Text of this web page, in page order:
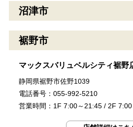
沼津市
裾野市
マックスバリュベルシティ裾野
静岡県裾野市佐野1039
電話番号：055-992-5210
営業時間：1F 7:00～21:45 / 2F